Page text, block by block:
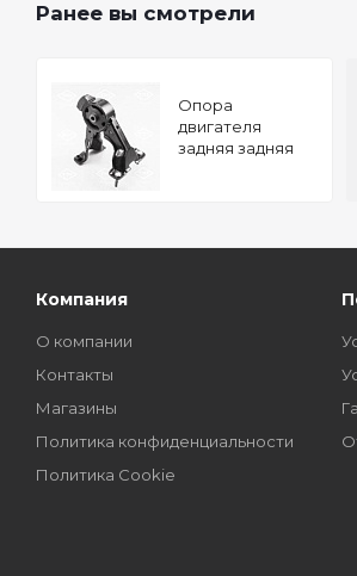
Ранее вы смотрели
Опора
двигателя
задняя задняя
Компания
О компании
Контакты
Магазины
Политика конфиденциальности
Политика Cookie